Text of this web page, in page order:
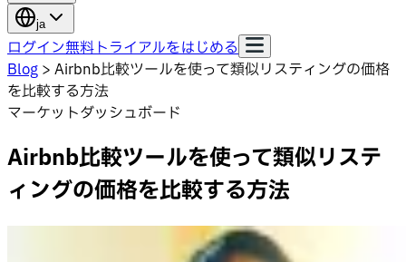
ja
ログイン無料トライアルをはじめる
Blog > Airbnb比較ツールを使って類似リスティングの価格
を比較する方法
マーケットダッシュボード
Airbnb比較ツールを使って類似リステ
ィングの価格を比較する方法